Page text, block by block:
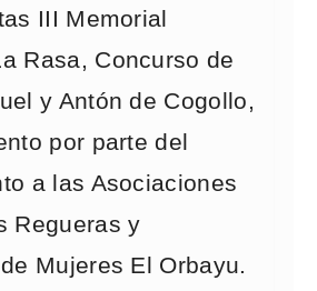
III Memorial
Rasa, Concurso de
y Antón de Cogollo,
por parte del
a las Asociaciones
Regueras y
Mujeres El Orbayu.